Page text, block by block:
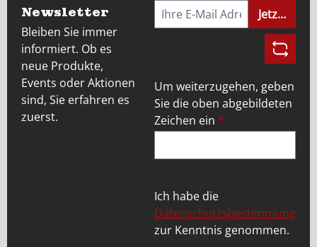
Newsletter
Bleiben Sie immer
informiert. Ob es
neue Produkte,
Events oder Aktionen
sind, Sie erfahren es
zuerst.
Jetzt
Um weiterzugehen, geben
Sie die oben abgebildeten
Zeichen ein *
Ich habe die
Datenschutzsbestimmung
zur Kenntnis genommen.